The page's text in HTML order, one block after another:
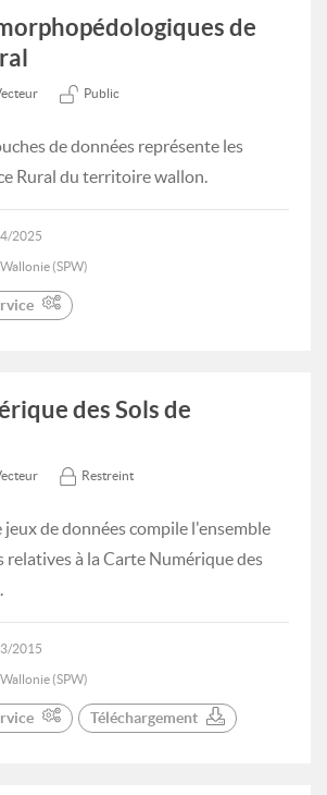
de
Public
de données représente les
Rural du territoire wallon.
2025
(SPW)
des Sols de
Restreint
jeux de données compile l'ensemble
à la Carte Numérique des
2015
(SPW)
Téléchargement